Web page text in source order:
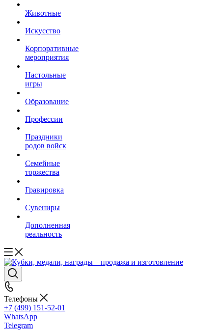
Животные
Искусство
Корпоративные
мероприятия
Настольные
игры
Образование
Профессии
Праздники
родов войск
Семейные
торжества
Гравировка
Сувениры
Дополненная
реальность
Телефоны
+7 (499) 151-52-01
WhatsApp
Telegram